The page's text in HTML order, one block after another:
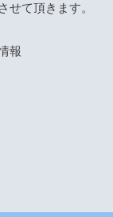
せて頂きます。
報